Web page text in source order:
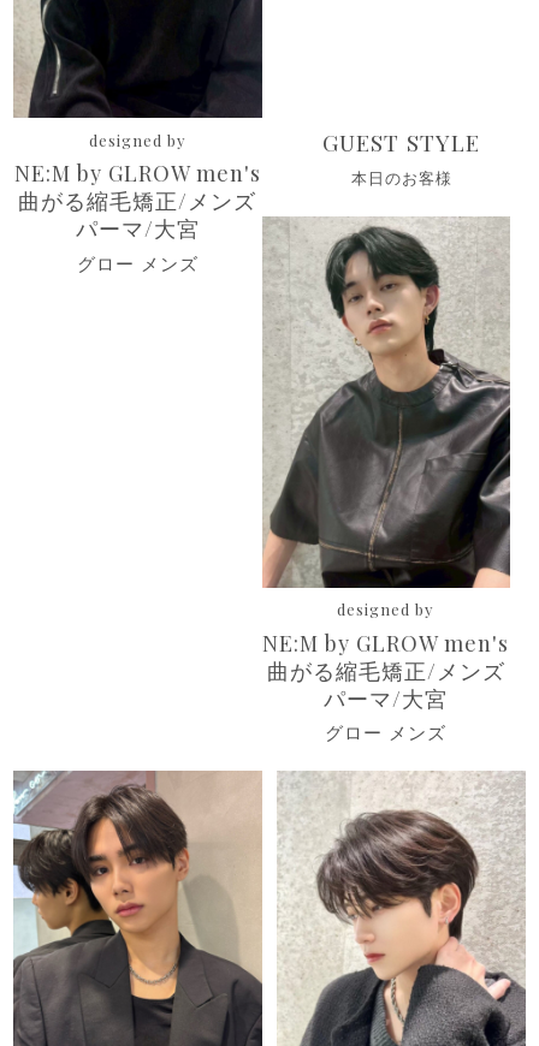
designed by
NE:M by GLROW men's
曲がる縮毛矯正/メンズ
パーマ/大宮
グロー メンズ
GUEST STYLE
本日のお客様
designed by
NE:M by GLROW men's
曲がる縮毛矯正/メンズ
パーマ/大宮
グロー メンズ